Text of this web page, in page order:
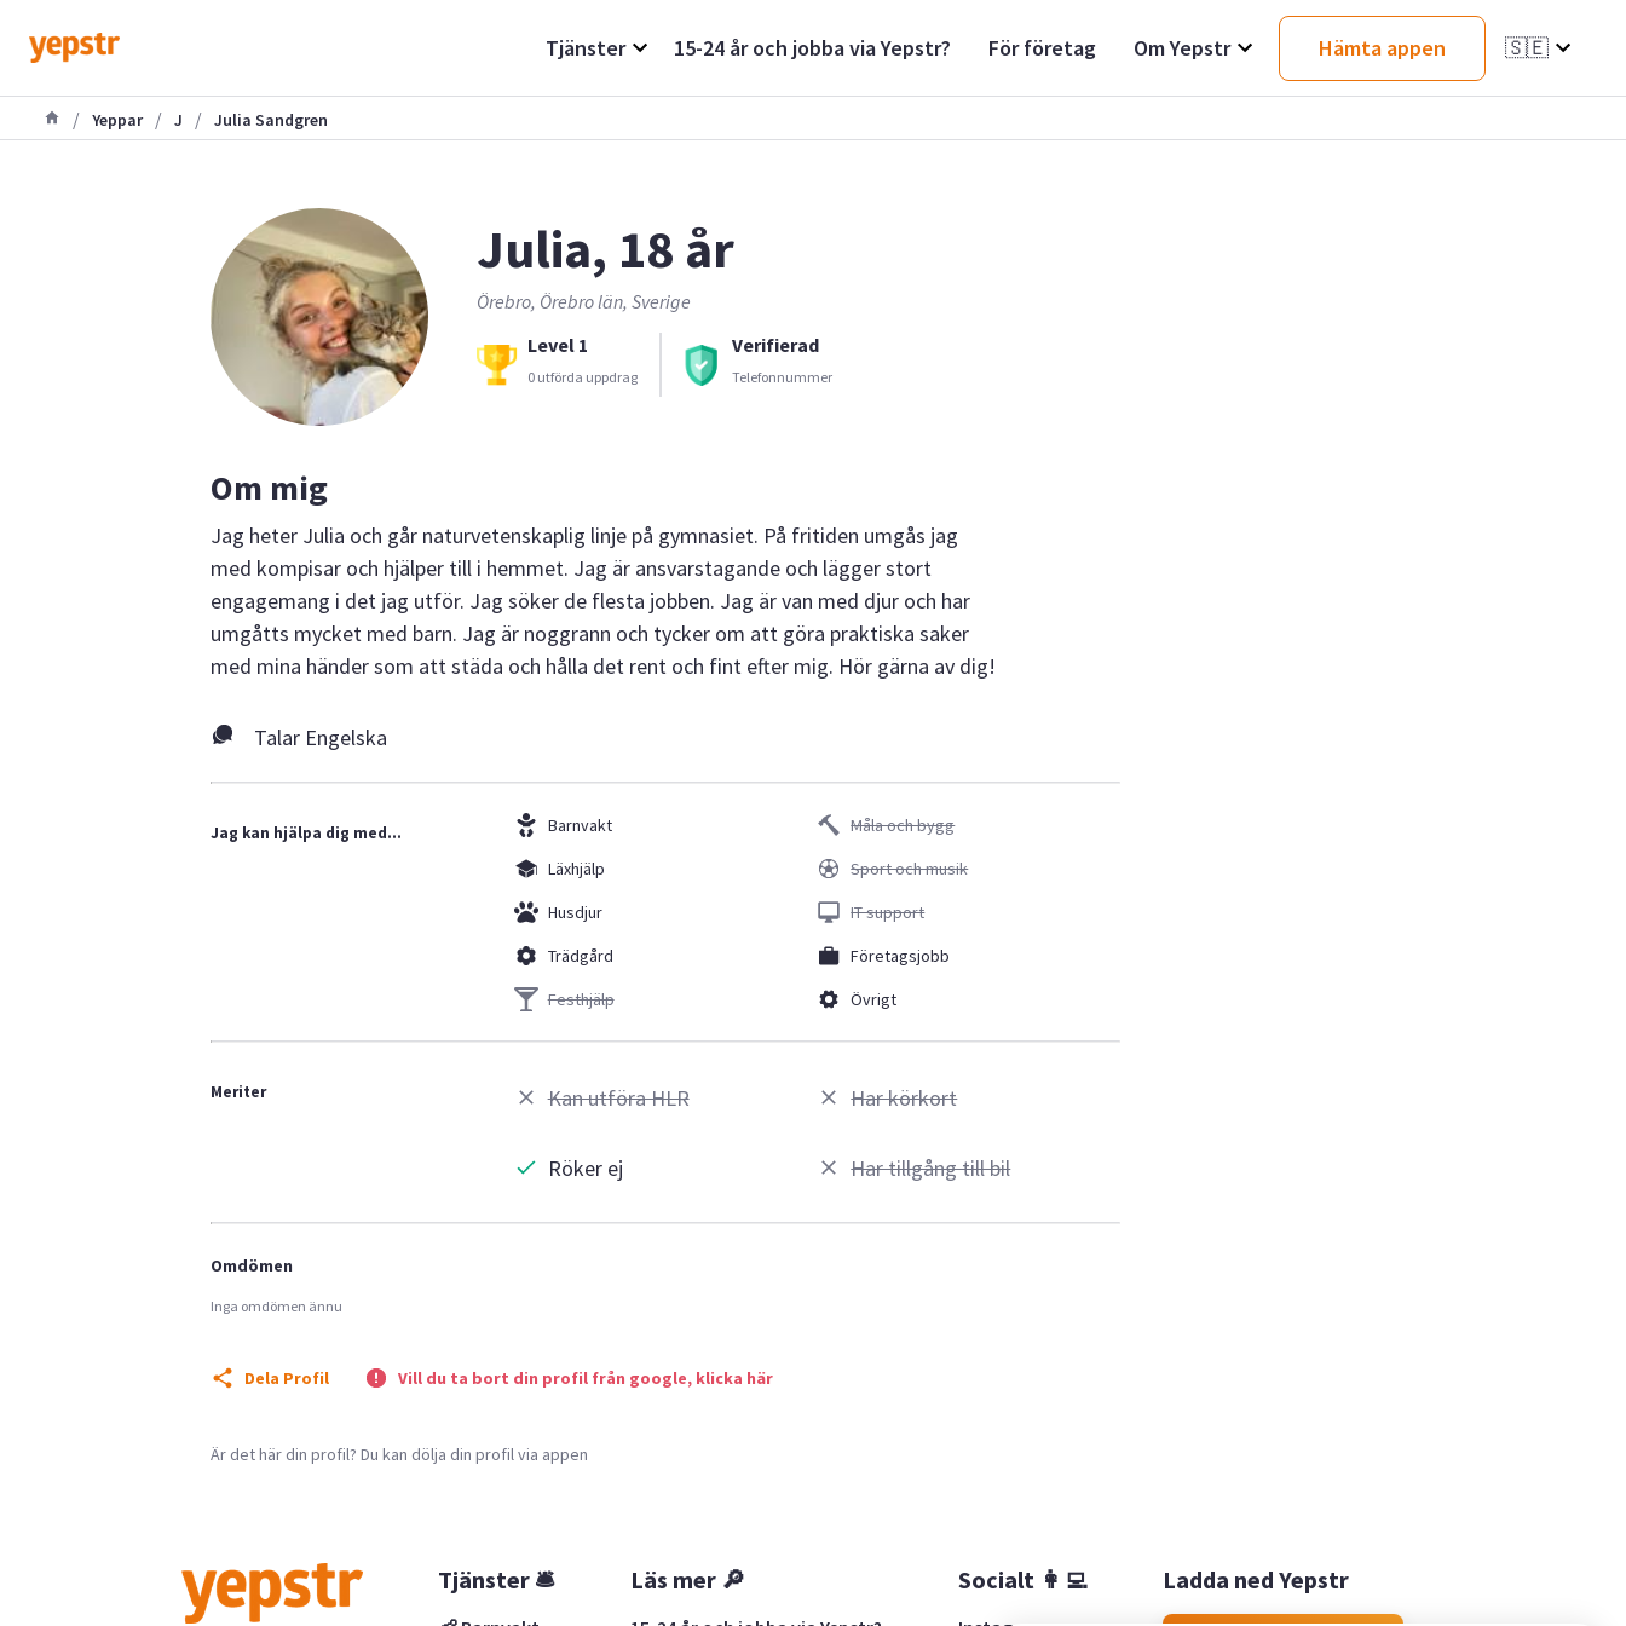
Tjänster 15-24 år och jobba via Yepstr? För företag Om Yepstr Hämta appen 🇸🇪
/ Yeppar / J / Julia Sandgren
Julia, 18 år
Örebro, Örebro län, Sverige
Level 1
0 utförda uppdrag
Verifierad
Telefonnummer
Om mig
Jag heter Julia och går naturvetenskaplig linje på gymnasiet. På fritiden umgås jag
med kompisar och hjälper till i hemmet. Jag är ansvarstagande och lägger stort
engagemang i det jag utför. Jag söker de flesta jobben. Jag är van med djur och har
umgåtts mycket med barn. Jag är noggrann och tycker om att göra praktiska saker
med mina händer som att städa och hålla det rent och fint efter mig. Hör gärna av dig!
Talar Engelska
Jag kan hjälpa dig med...
Barnvakt
Läxhjälp
Husdjur
Trädgård
Festhjälp
Måla och bygg
Sport och musik
IT support
Företagsjobb
Övrigt
Meriter Kan utföra HLR
Röker ej
Har körkort
Har tillgång till bil
Omdömen
Inga omdömen ännu
Dela Profil Vill du ta bort din profil från google, klicka här
Är det här din profil? Du kan dölja din profil via appen
Tjänster 🛎 Läs mer 🔎 Socialt 👩‍💻 Ladda ned Yepstr